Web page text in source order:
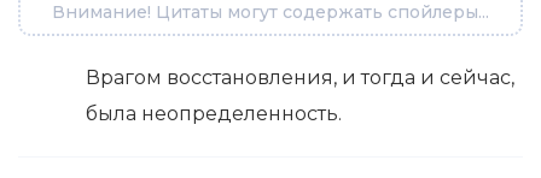
Внимание! Цитаты могут содержать спойлеры...
Врагом восстановления, и тогда и сейчас,
была неопределенность.